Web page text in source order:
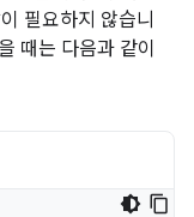
필요하지 않습니
때는 다음과 같이